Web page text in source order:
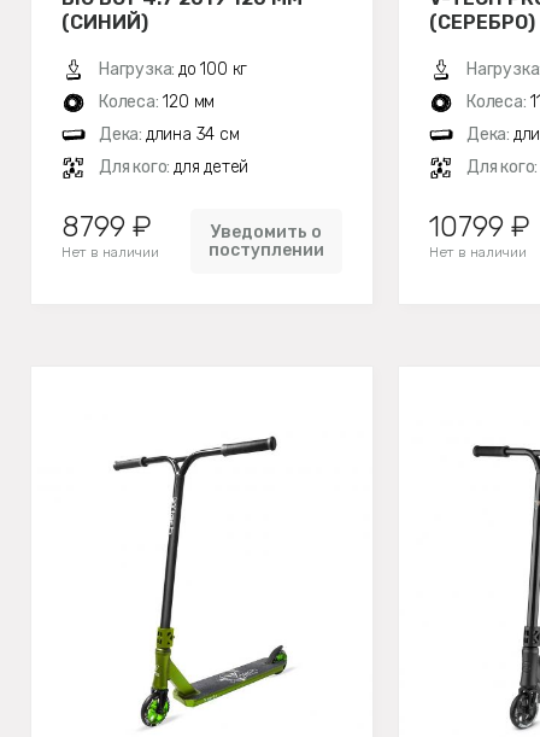
(СИНИЙ)
Нагрузка: до 100 кг
Колеса: 120 мм
Дека: длина 34 см
Для кого: для детей
8799 ₽
Нет в наличии
Уведомить о
поступлении
(СЕРЕБРО)
Колеса:
Дека:
Для кого:
10799 ₽
Нет в наличии